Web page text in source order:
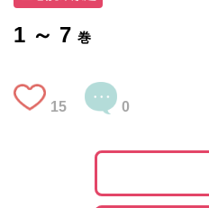
1 ～ 7 巻
15 0